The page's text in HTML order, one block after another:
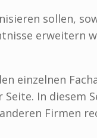
sollen,
erweitern
einzelnen
In diesem
Firmen